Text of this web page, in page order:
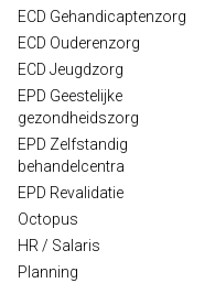
ECD Gehandicaptenzorg
ECD Ouderenzorg
ECD Jeugdzorg
EPD Geestelijke
gezondheidszorg
EPD Zelfstandig
behandelcentra
EPD Revalidatie
Octopus
HR / Salaris
Planning